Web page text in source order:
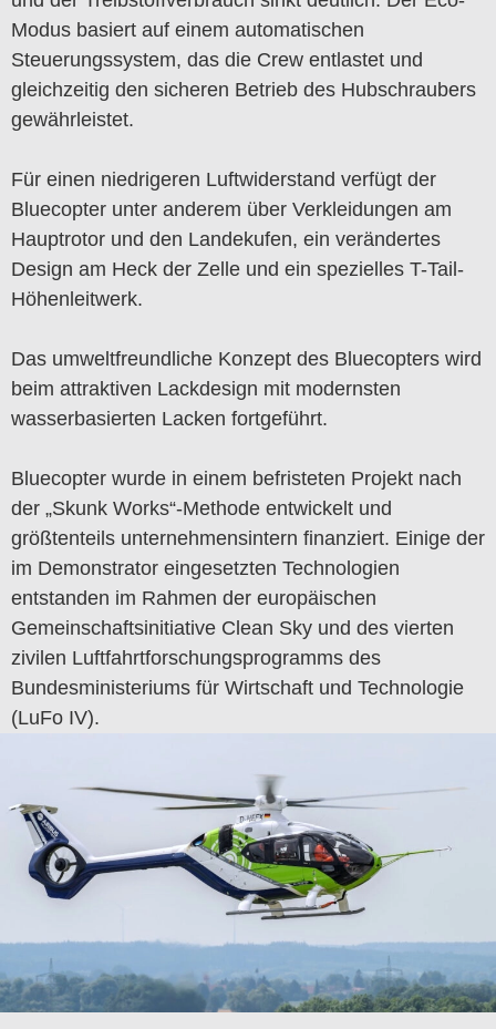
Modus basiert auf einem automatischen
Steuerungssystem, das die Crew entlastet und
gleichzeitig den sicheren Betrieb des Hubschraubers
gewährleistet.
Für einen niedrigeren Luftwiderstand verfügt der
Bluecopter unter anderem über Verkleidungen am
Hauptrotor und den Landekufen, ein verändertes
Design am Heck der Zelle und ein spezielles T-Tail-
Höhenleitwerk.
Das umweltfreundliche Konzept des Bluecopters wird
beim attraktiven Lackdesign mit modernsten
wasserbasierten Lacken fortgeführt.
Bluecopter wurde in einem befristeten Projekt nach
der „Skunk Works“-Methode entwickelt und
größtenteils unternehmensintern finanziert. Einige der
im Demonstrator eingesetzten Technologien
entstanden im Rahmen der europäischen
Gemeinschaftsinitiative Clean Sky und des vierten
zivilen Luftfahrtforschungsprogramms des
Bundesministeriums für Wirtschaft und Technologie
(LuFo IV).